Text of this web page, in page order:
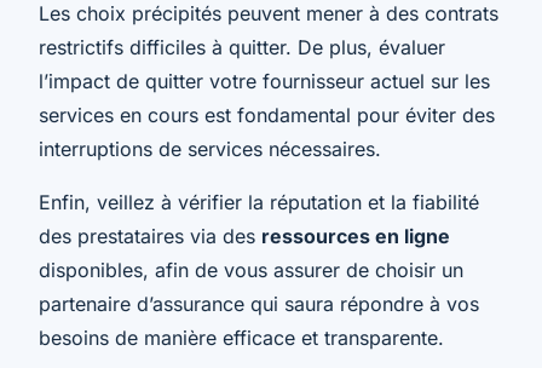
Les choix précipités peuvent mener à des contrats
restrictifs difficiles à quitter. De plus, évaluer
l’impact de quitter votre fournisseur actuel sur les
services en cours est fondamental pour éviter des
interruptions de services nécessaires.
Enfin, veillez à vérifier la réputation et la fiabilité
des prestataires via des ressources en ligne
disponibles, afin de vous assurer de choisir un
partenaire d’assurance qui saura répondre à vos
besoins de manière efficace et transparente.